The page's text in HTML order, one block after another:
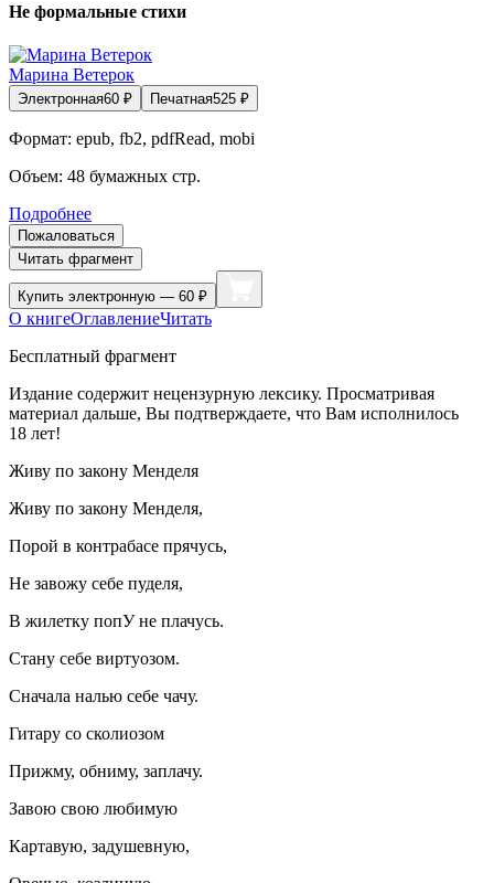
Не формальные стихи
Марина Ветерок
Электронная60 ₽ Печатная525 ₽
Формат: epub, fb2, pdfRead, mobi
Объем: 48 бумажных стр.
Подробнее
Пожаловаться
Читать фрагмент
Купить электронную — 60 ₽
О книгеОглавлениеЧитать
Бесплатный фрагмент
Издание содержит нецензурную лексику. Просматривая
материал дальше, Вы подтверждаете, что Вам исполнилось
18 лет!
Живу по закону Менделя
Живу по закону Менделя,
Порой в контрабасе прячусь,
Не завожу себе пуделя,
В жилетку попУ не плачусь.
Стану себе виртуозом.
Сначала налью себе чачу.
Гитару со сколиозом
Прижму, обниму, заплачу.
Завою свою любимую
Картавую, задушевную,